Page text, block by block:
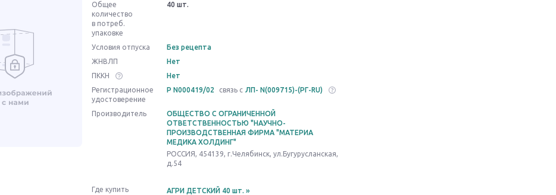
Общее
количество
в потреб.
упаковке
40 шт.
Условия отпуска
Без рецепта
ЖНВЛП
Нет
ПККН
Нет
Регистрационное
удостоверение
Р N000419/02 связь с ЛП- N(009715)-(РГ-RU)
Производитель
ОБЩЕСТВО С ОГРАНИЧЕННОЙ
ОТВЕТСТВЕННОСТЬЮ "НАУЧНО-
ПРОИЗВОДСТВЕННАЯ ФИРМА "МАТЕРИА
МЕДИКА ХОЛДИНГ"
РОССИЯ, 454139, г.Челябинск, ул.Бугурусланская,
д.54
Где купить АГРИ ДЕТСКИЙ 40 шт. »